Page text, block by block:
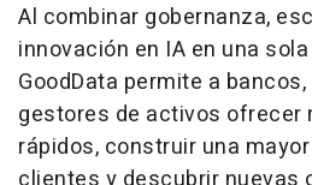
Al combinar gobernanza,
innovación en IA en una
GoodData permite a
gestores de activos ofrecer
rápidos, construir una